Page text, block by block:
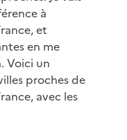
à
et
en me
Voici un
proches de
avec les